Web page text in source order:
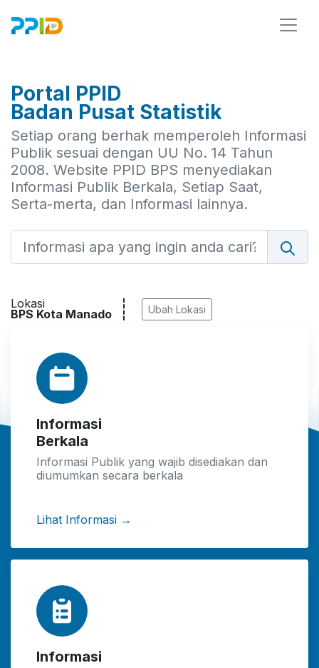
Portal PPID
Badan Pusat Statistik
Setiap orang berhak memperoleh Informasi
Publik sesuai dengan UU No. 14 Tahun
2008. Website PPID BPS menyediakan
Informasi Publik Berkala, Setiap Saat,
Serta-merta, dan Informasi lainnya.
Lokasi
BPS Kota Manado Ubah Lokasi
Informasi
Berkala
Informasi Publik yang wajib disediakan dan
diumumkan secara berkala
Lihat Informasi →
Informasi